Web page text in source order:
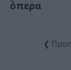
όπερα
❮